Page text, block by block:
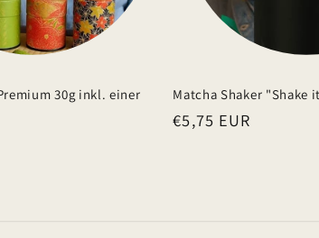
30g inkl. einer
Matcha Shaker "Shake
Normaler
€5,75 EUR